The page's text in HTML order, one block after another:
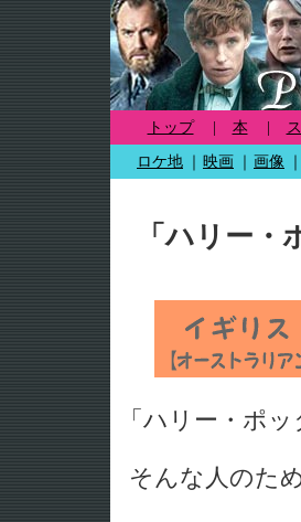
トップ 本
ロケ地 映画 画像
「ハリー
「ハリー・ポ
そんな人のた